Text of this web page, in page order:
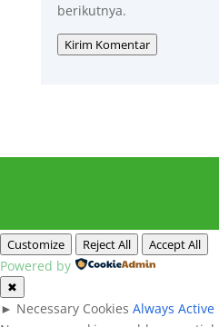
berikutnya.
Kirim Komentar
Customize Reject All Accept All
Powered by
✖
► Necessary Cookies Always Active